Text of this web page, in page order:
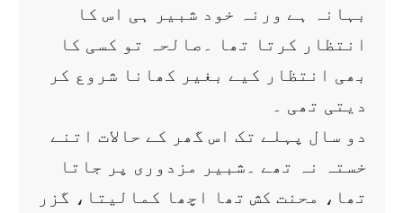
بہانہ ہے ورنہ خود شبیر ہی اس کا
انتظار کرتا تھا ۔صالحہ تو کسی کا
بھی انتظار کیے بغیر کھانا شروع کر
دیتی تھی ۔
دو سال پہلے تک اس گھر کے حالات اتنے
خستہ نہ تھے ۔شبیر مزدوری پر جاتا
تھا، محنت کش تھا اچھا کمالیتا، گزر